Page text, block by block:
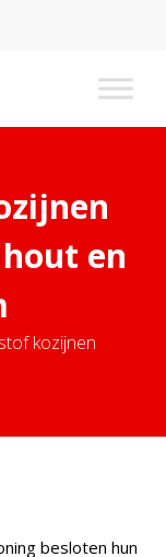
en
kozijnen
besloten hun